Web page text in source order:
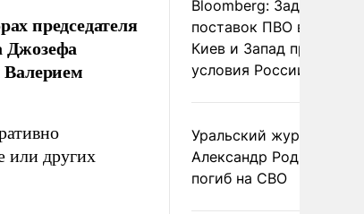
председателя
Джозефа
или других
Bloomberg: Задержка
поставок ПВО вынудит
Киев и Запад принять
условия России
Уральский журналист
Александр Родионов
погиб на СВО